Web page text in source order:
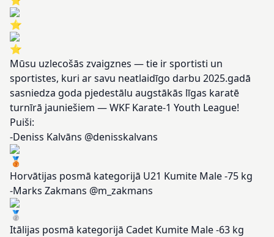
Mūsu uzlecošās zvaigznes — tie ir sportisti un
sportistes, kuri ar savu neatlaidīgo darbu 2025.gadā
sasniedza goda pjedestālu augstākās līgas karatē
turnīrā jauniešiem — WKF Karate-1 Youth League!
Puiši:
-Deniss Kalvāns @denisskalvans
Horvātijas posmā kategorijā U21 Kumite Male -75 kg
-Marks Zakmans @m_zakmans
Itālijas posmā kategorijā Cadet Kumite Male -63 kg